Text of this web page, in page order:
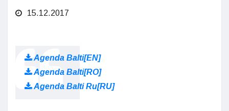
15.12.2017
Agenda Balti[EN]
Agenda Balti[RO]
Agenda Balti Ru[RU]